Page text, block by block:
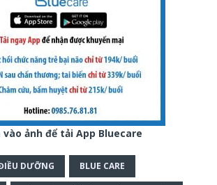
vào ảnh để tải App Bluecare
DƯỠNG BLUE CARE